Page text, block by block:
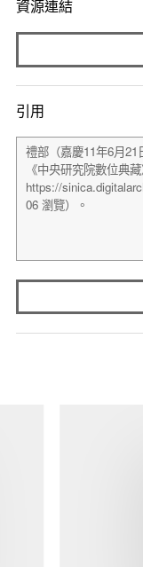
資源連結
引用